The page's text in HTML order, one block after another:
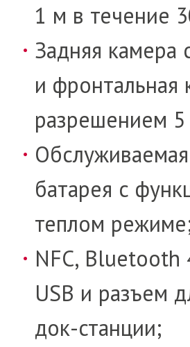
1 м в течение
Задняя
и фронтальная
разрешением
батарея с
теплом
NFC, Bluetooth
USB и разъем
док-станции;